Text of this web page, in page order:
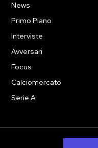
News
Primo Piano
Interviste
Avversari
Focus
Calciomercato
Serie A